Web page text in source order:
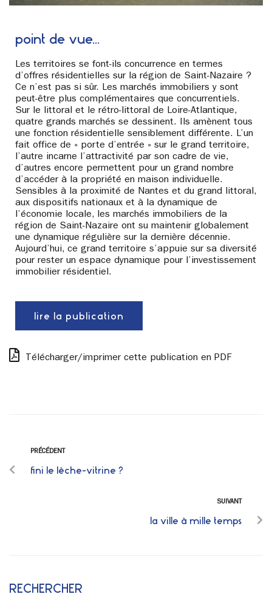
point de vue…
Les territoires se font-ils concurrence en termes
d’offres résidentielles sur la région de Saint-Nazaire ?
Ce n’est pas si sûr. Les marchés immobiliers y sont
peut-être plus complémentaires que concurrentiels.
Sur le littoral et le rétro-littoral de Loire-Atlantique,
quatre grands marchés se dessinent. Ils amènent tous
une fonction résidentielle sensiblement différente. L’un
fait office de « porte d’entrée » sur le grand territoire,
l’autre incarne l’attractivité par son cadre de vie,
d’autres encore permettent pour un grand nombre
d’accéder à la propriété en maison individuelle.
Sensibles à la proximité de Nantes et du grand littoral,
aux dispositifs nationaux et à la dynamique de
l’économie locale, les marchés immobiliers de la
région de Saint-Nazaire ont su maintenir globalement
une dynamique régulière sur la dernière décennie.
Aujourd’hui, ce grand territoire s’appuie sur sa diversité
pour rester un espace dynamique pour l’investissement
immobilier résidentiel.
lire la publication
Télécharger/imprimer cette publication en PDF
PRÉCÉDENT
fini le lèche-vitrine ?
SUIVANT
la ville à mille temps
RECHERCHER